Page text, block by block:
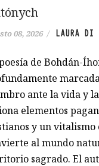
08, 2026 / LAURA DI
de Bohdán-
ante la vida y
elementos
y un vitalismo
al mundo
sagrado. El